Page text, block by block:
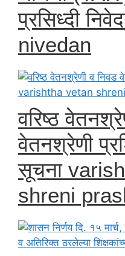
प्रसिध्दी
nivedan
वरिष्ठ
वेतनश्रेणी
सूचना
shreni